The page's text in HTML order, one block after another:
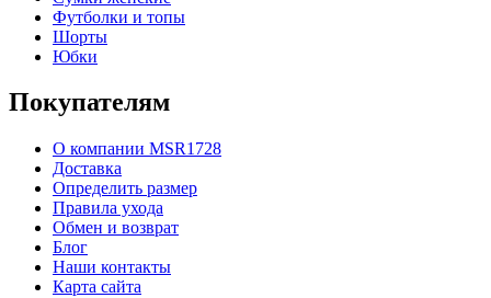
Футболки и топы
Шорты
Юбки
Покупателям
О компании MSR1728
Доставка
Определить размер
Правила ухода
Обмен и возврат
Блог
Наши контакты
Карта сайта